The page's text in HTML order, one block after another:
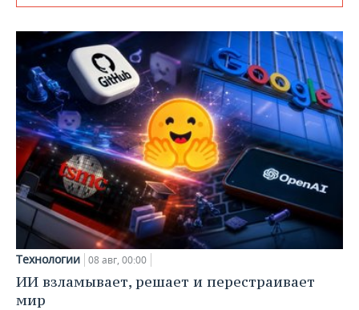
Технологии 08 авг, 00:00
ИИ взламывает, решает и перестраивает
мир